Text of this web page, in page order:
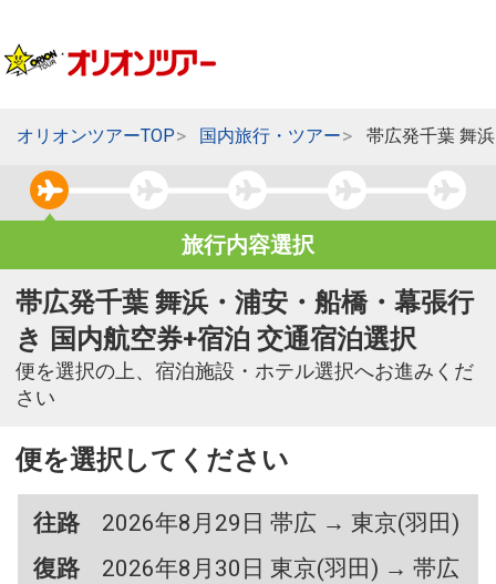
オリオンツアーTOP 国内旅行・ツアー 帯広発千葉 舞
旅行内容選択
帯広発千葉 舞浜・浦安・船橋・幕張行
き 国内航空券+宿泊 交通宿泊選択
便を選択の上、宿泊施設・ホテル選択へお進みくだ
さい
便を選択してください
往路
2026年8月29日 帯広 → 東京(羽田)
復路
2026年8月30日 東京(羽田) → 帯広